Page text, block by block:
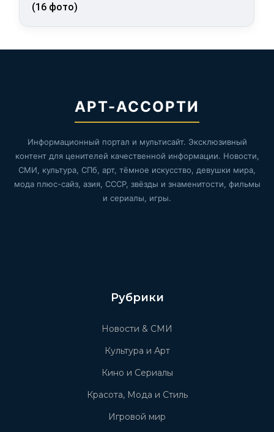
(16 фото)
АРТ-АССОРТИ
Информационный портал и мультисайт. Эксклюзивный
контент для ценителей качественной информации. Новости,
СМИ, культура, СПб, арт, тёмное искусство, девушки мира,
мода плюс-сайз, азия, СССР, звёзды и знаменитости, фильмы
и сериалы, игры.
Рубрики
Новости & СМИ
Культура и Арт
Кино и Сериалы
Красота, Мода и Стиль
Игровой мир